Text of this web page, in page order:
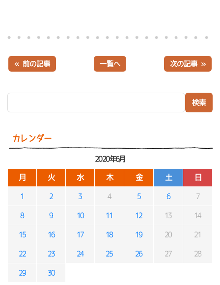
カレンダー
2020年6月
月 火 水 木 金 土 日
1 2 3 4 5 6 7
8 9 10 11 12 13 14
15 16 17 18 19 20 21
22 23 24 25 26 27 28
29 30
« 前の記事 一覧へ 次の記事 »